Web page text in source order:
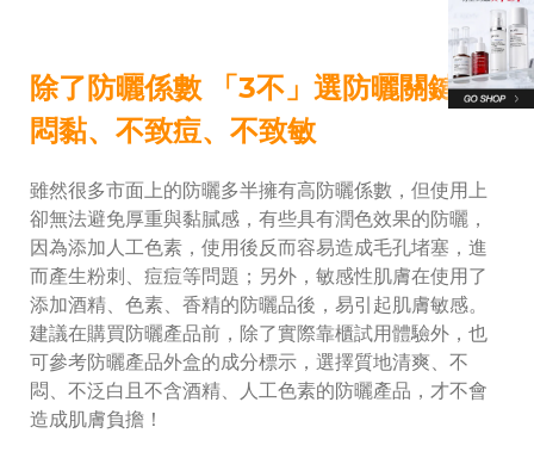
除了防曬係數 「3不」選防曬關鍵:不
悶黏、不致痘、不致敏
雖然很多市面上的防曬多半擁有高防曬係數，但使用上
卻無法避免厚重與黏膩感，有些具有潤色效果的防曬，
因為添加人工色素，使用後反而容易造成毛孔堵塞，進
而產生粉刺、痘痘等問題；另外，敏感性肌膚在使用了
添加酒精、色素、香精的防曬品後，易引起肌膚敏感。
建議在購買防曬產品前，除了實際靠櫃試用體驗外，也
可參考防曬產品外盒的成分標示，選擇質地清爽、不
悶、不泛白且不含酒精、人工色素的防曬產品，才不會
造成肌膚負擔！